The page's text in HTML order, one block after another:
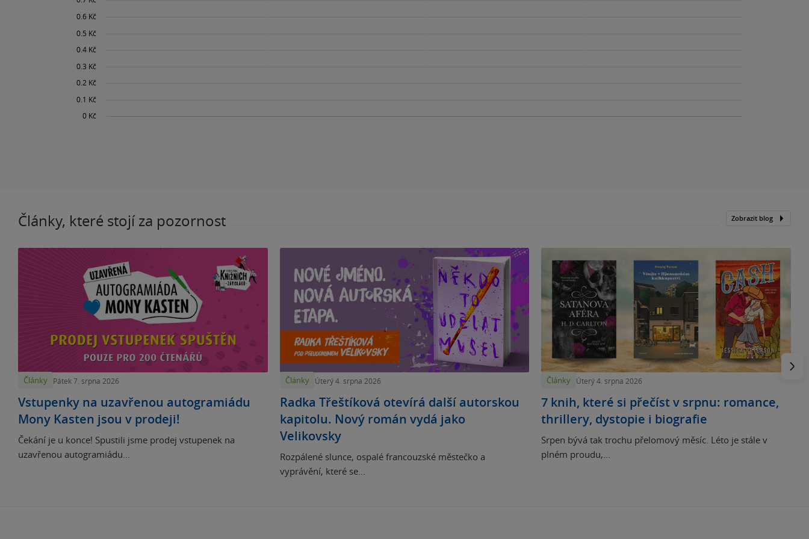
Články, které stojí za pozornost Zobrazit blog
Články Pátek 7. srpna 2026
Vstupenky na uzavřenou autogramiádu
Mony Kasten jsou v prodeji!
Čekání je u konce! Spustili jsme prodej vstupenek na
uzavřenou autogramiádu...
Články Úterý 4. srpna 2026
Radka Třeštíková otevírá další autorskou
kapitolu. Nový román vydá jako
Velikovsky
Rozpálené slunce, ospalé francouzské městečko a
vyprávění, které se...
Články Úterý 4. srpna 2026
7 knih, které si přečíst v srpnu: romance,
thrillery, dystopie i biografie
Srpen bývá tak trochu přelomový měsíc. Léto je stále v
plném proudu,...